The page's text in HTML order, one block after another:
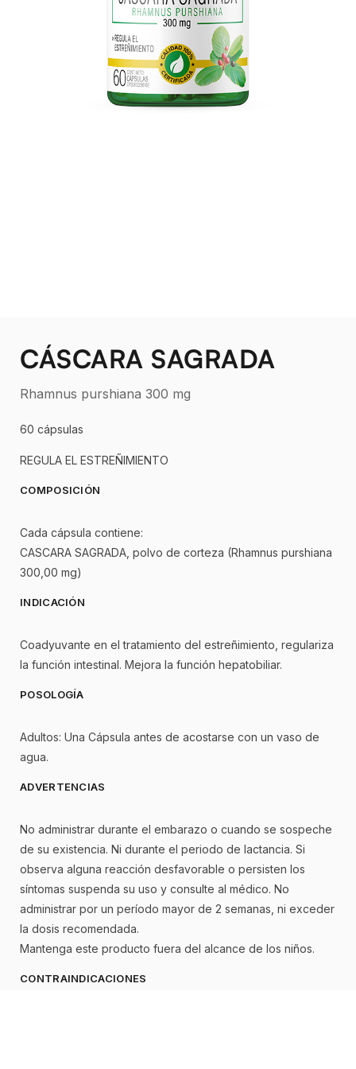
CÁSCARA SAGRADA
Rhamnus purshiana 300 mg
60 cápsulas
REGULA EL ESTREÑIMIENTO
COMPOSICIÓN
Cada cápsula contiene:
CASCARA SAGRADA, polvo de corteza (Rhamnus purshiana
300,00 mg)
INDICACIÓN
Coadyuvante en el tratamiento del estreñimiento, regulariza
la función intestinal. Mejora la función hepatobiliar.
POSOLOGÍA
Adultos: Una Cápsula antes de acostarse con un vaso de
agua.
ADVERTENCIAS
No administrar durante el embarazo o cuando se sospeche
de su existencia. Ni durante el periodo de lactancia. Si
observa alguna reacción desfavorable o persisten los
síntomas suspenda su uso y consulte al médico. No
administrar por un período mayor de 2 semanas, ni exceder
la dosis recomendada.
Mantenga este producto fuera del alcance de los niños.
CONTRAINDICACIONES